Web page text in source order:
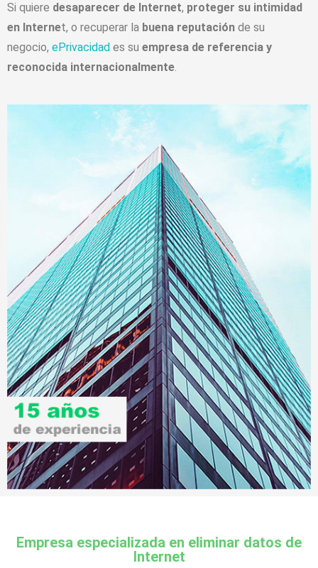
Si quiere desaparecer de Internet, proteger su intimidad
en Internet, o recuperar la buena reputación de su
negocio, ePrivacidad es su empresa de referencia y
reconocida internacionalmente.
Empresa especializada en eliminar datos de
Internet